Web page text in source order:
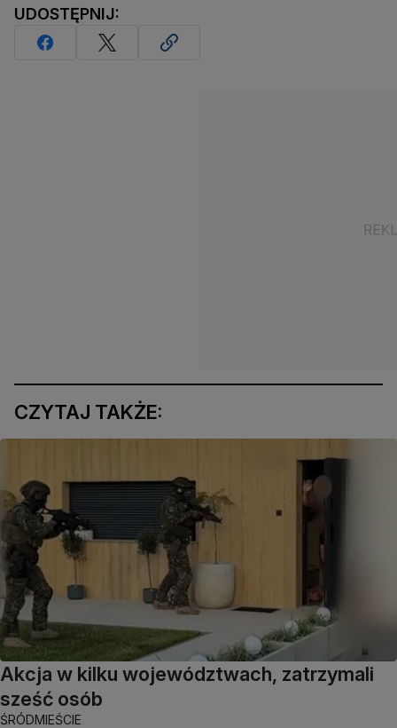
UDOSTĘPNIJ:
CZYTAJ TAKŻE:
Akcja w kilku województwach, zatrzymali
sześć osób
ŚRÓDMIEŚCIE